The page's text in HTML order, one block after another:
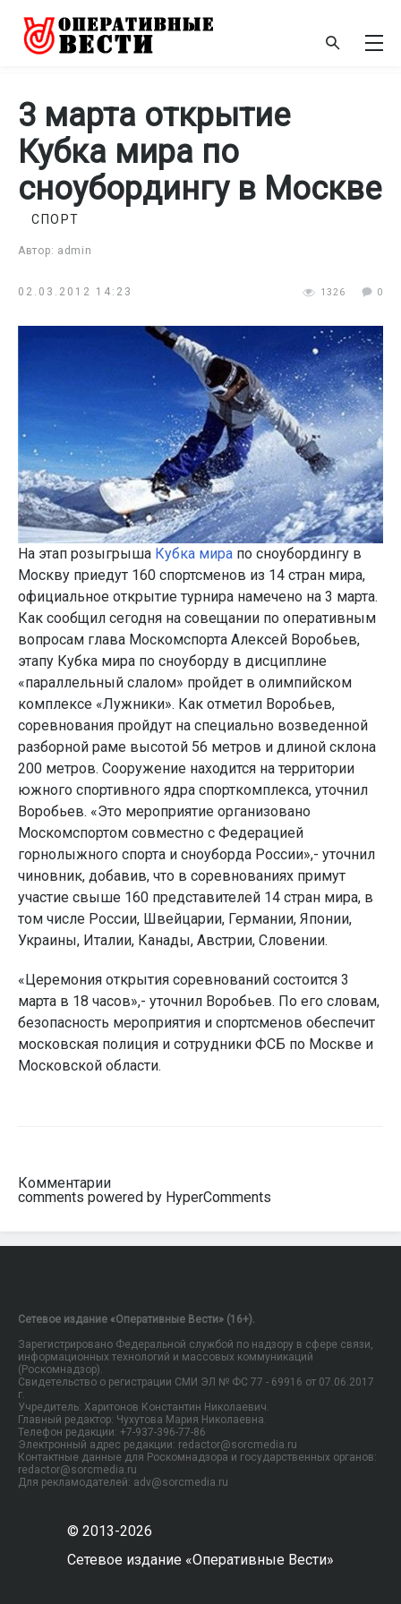
3 марта открытие
Кубка мира по
сноубордингу в Москве
Автор: admin
СПОРТ
02.03.2012 14:23 1326 0
На этап розыгрыша Кубка мира по сноубордингу в
Москву приедут 160 спортсменов из 14 стран мира,
официальное открытие турнира намечено на 3 марта.
Как сообщил сегодня на совещании по оперативным
вопросам глава Москомспорта Алексей Воробьев,
этапу Кубка мира по сноуборду в дисциплине
«параллельный слалом» пройдет в олимпийском
комплексе «Лужники». Как отметил Воробьев,
соревнования пройдут на специально возведенной
разборной раме высотой 56 метров и длиной склона
200 метров. Сооружение находится на территории
южного спортивного ядра спорткомплекса, уточнил
Воробьев. «Это мероприятие организовано
Москомспортом совместно с Федерацией
горнолыжного спорта и сноуборда России»,- уточнил
чиновник, добавив, что в соревнованиях примут
участие свыше 160 представителей 14 стран мира, в
том числе России, Швейцарии, Германии, Японии,
Украины, Италии, Канады, Австрии, Словении.
«Церемония открытия соревнований состоится 3
марта в 18 часов»,- уточнил Воробьев. По его словам,
безопасность мероприятия и спортсменов обеспечит
московская полиция и сотрудники ФСБ по Москве и
Московской области.
Комментарии
comments powered by HyperComments
Сетевое издание «Оперативные Вести» (16+).
Зарегистрировано Федеральной службой по надзору в сфере связи,
информационных технологий и массовых коммуникаций
(Роскомнадзор).
Свидетельство о регистрации СМИ ЭЛ № ФС 77 - 69916 от 07.06.2017
г.
Учредитель: Харитонов Константин Николаевич.
Главный редактор: Чухутова Мария Николаевна.
Телефон редакции: +7-937-396-77-86
Электронный адрес редакции: redactor@sorcmedia.ru
Контактные данные для Роскомнадзора и государственных органов:
redactor@sorcmedia.ru
Для рекламодателей: adv@sorcmedia.ru
© 2013-2026
Сетевое издание «Оперативные Вести»